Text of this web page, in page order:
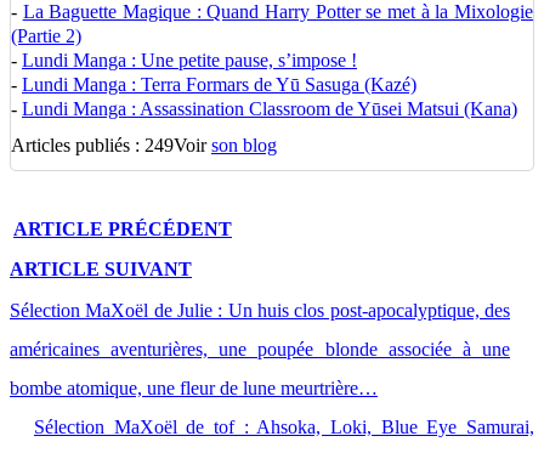
- La Baguette Magique : Quand Harry Potter se met à la Mixologie
(Partie 2)
- Lundi Manga : Une petite pause, s’impose !
- Lundi Manga : Terra Formars de Yū Sasuga (Kazé)
- Lundi Manga : Assassination Classroom de Yūsei Matsui (Kana)
Articles publiés : 249Voirson blog
ARTICLE PRÉCÉDENT
ARTICLE SUIVANT
Sélection MaXoël de Julie : Un huis clos post-apocalyptique, des
américaines aventurières, une poupée blonde associée à une
bombe atomique, une fleur de lune meurtrière…
Sélection MaXoël de tof : Ahsoka, Loki, Blue Eye Samurai,